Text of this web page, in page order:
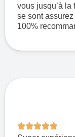
vous jusqu’à
se sont
100%